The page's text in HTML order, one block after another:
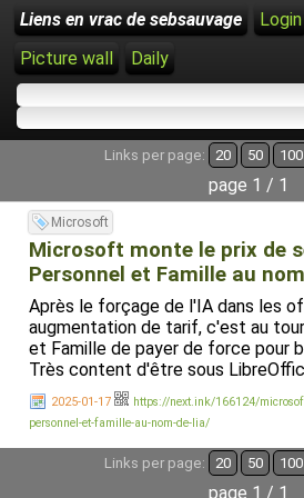
Liens en vrac de sebsauvage Login
Picture wall
Daily
Links per page: 20 50 100
page 1 / 1
Microsoft
Microsoft monte le prix de
Personnel et Famille au
Après le forçage de l'IA dans les
augmentation de tarif, c'est au
et Famille de payer de force pour
Très content d'être sous
2025-01-17
https://next.ink/166124/
personnel-et-famille-au-nom-de-lia/
Links per page: 20 50 100
page 1 / 1